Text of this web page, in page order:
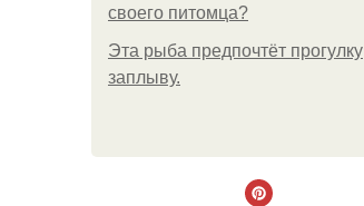
своего питомца?
Эта рыба предпочтёт прогулку
заплыву.